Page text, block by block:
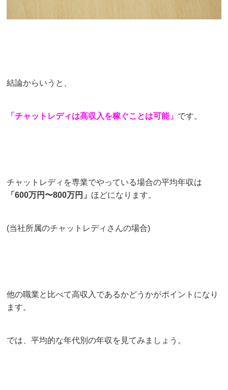
結論からいうと、
「チャットレディは高収入を稼ぐことは可能」 です。
チャットレディを専業でやっている場合の平均年収は
「600万円〜800万円」 ほどになります。
(当社所属のチャットレディさんの場合)
他の職業と比べて高収入であるかどうかがポイントになり
ます。
では、平均的な年代別の年収を見てみましょう。